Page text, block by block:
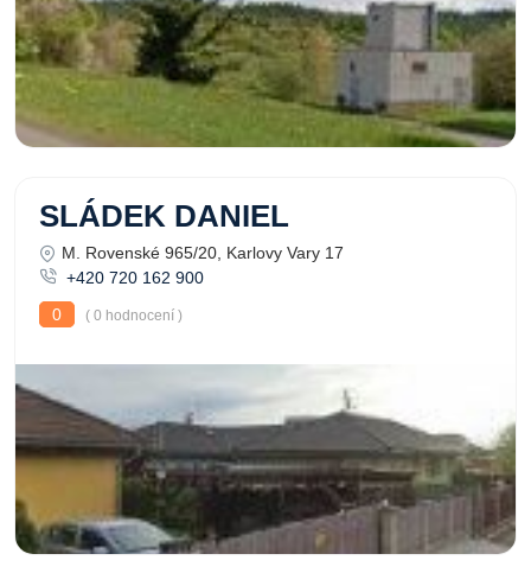
SLÁDEK DANIEL
M. Rovenské 965/20, Karlovy Vary 17
+420 720 162 900
0
( 0 hodnocení )